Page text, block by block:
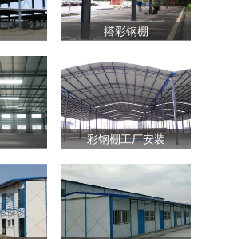
搭彩钢棚
彩钢棚工厂安装